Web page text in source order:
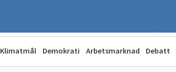
Klimatmål Demokrati Arbetsmarknad Debatt